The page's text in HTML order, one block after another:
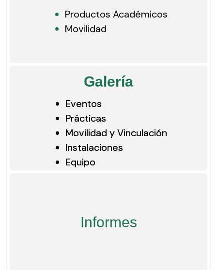
Productos Académicos
Movilidad
Galería
Eventos
Prácticas
Movilidad y Vinculación
Instalaciones
Equipo
Informes